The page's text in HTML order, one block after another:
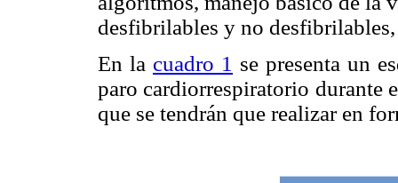
desfibrilables y no
En la cuadro 1 se presenta un
paro cardiorrespiratorio durante
que se tendrán que realizar en